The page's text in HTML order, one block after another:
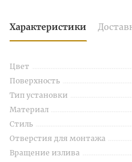
Характеристики
Цвет
Поверхность
Тип установки
Материал
Стиль
Отверстия для монтажа
Вращение излива